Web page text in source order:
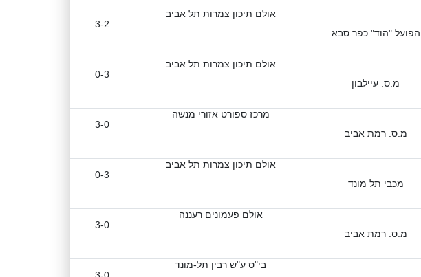
הפועל "הוד" כפר סבא
אולם תיכון צמרות תל אביב
3-2
מ.ס. עיילבון
אולם תיכון צמרות תל אביב
0-3
מ.ס. רמת אביב
מרכז ספורט אזורי מנשה
3-0
מכבי תל מונד
אולם תיכון צמרות תל אביב
0-3
מ.ס. רמת אביב
אולם פעמונים רעננה
3-0
בי"ס ע"ש רבין תל-מונד